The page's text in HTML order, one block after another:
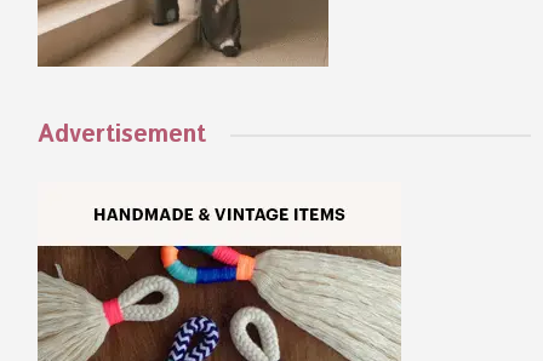
Advertisement